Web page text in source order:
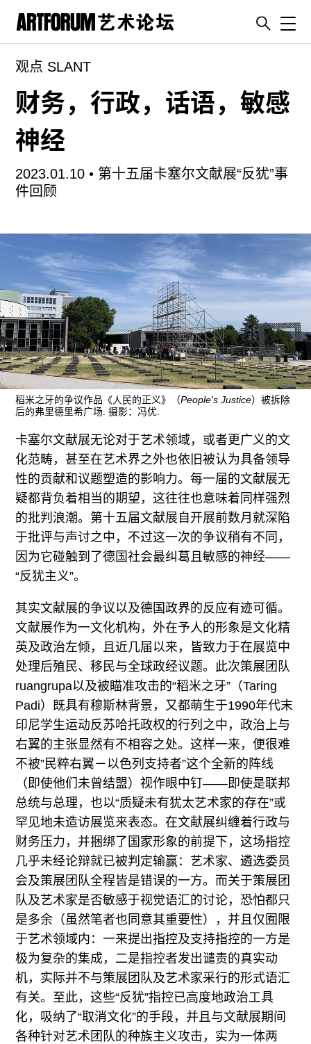
artguide
新闻
展评
杂志
专栏
视频
ART & EDUCATION
广告
订阅
往期内容
联系我们
关注我们
观点 SLANT
财务，行政，话语，敏感
神经
2023.01.10 • 第十五届卡塞尔文献展“反犹”事
件回顾
稻米之牙的争议作品《人民的正义》（People's Justice）被拆除
后的弗里德里希广场. 摄影：冯优.
卡塞尔文献展无论对于艺术领域，或者更广义的文
化范畴，甚至在艺术界之外也依旧被认为具备领导
性的贡献和议题塑造的影响力。每一届的文献展无
疑都背负着相当的期望，这往往也意味着同样强烈
的批判浪潮。第十五届文献展自开展前数月就深陷
于批评与声讨之中，不过这一次的争议稍有不同，
因为它碰触到了德国社会最纠葛且敏感的神经——
“反犹主义”。
其实文献展的争议以及德国政界的反应有迹可循。
文献展作为一文化机构，外在予人的形象是文化精
英及政治左倾，且近几届以来，皆致力于在展览中
处理后殖民、移民与全球政经议题。此次策展团队
ruangrupa以及被瞄准攻击的“稻米之牙”（Taring
Padi）既具有穆斯林背景，又都萌生于1990年代末
印尼学生运动反苏哈托政权的行列之中，政治上与
右翼的主张显然有不相容之处。这样一来，便很难
不被”民粹右翼－以色列支持者”这个全新的阵线
（即使他们未曾结盟）视作眼中钉——即使是联邦
总统与总理，也以“质疑未有犹太艺术家的存在”或
罕见地未造访展览来表态。在文献展纠缠着行政与
财务压力，并捆绑了国家形象的前提下，这场指控
几乎未经论辩就已被判定输赢：艺术家、遴选委员
会及策展团队全程皆是错误的一方。而关于策展团
队及艺术家是否敏感于视觉语汇的讨论，恐怕都只
是多余（虽然笔者也同意其重要性），并且仅囿限
于艺术领域内：一来提出指控及支持指控的一方是
极为复杂的集成，二是指控者发出谴责的真实动
机，实际并不与策展团队及艺术家采行的形式语汇
有关。至此，这些“反犹”指控已高度地政治工具
化，吸纳了“取消文化”的手段，并且与文献展期间
各种针对艺术团队的种族主义攻击，实为一体两